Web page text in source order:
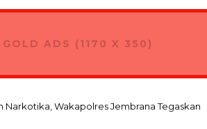
GOLD ADS (1170 X 350)
Narkotika, Wakapolres Jembrana Tegaskan